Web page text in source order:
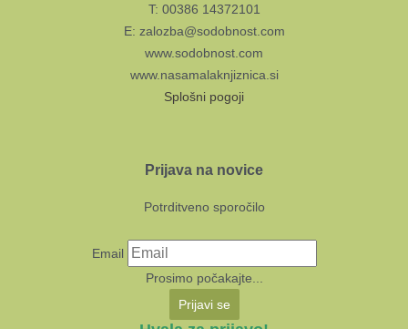
T: 00386 14372101
E: zalozba@sodobnost.com
www.sodobnost.com
www.nasamalaknjiznica.si
Splošni pogoji
Prijava na novice
Potrditveno sporočilo
Email
Prosimo počakajte...
Prijavi se